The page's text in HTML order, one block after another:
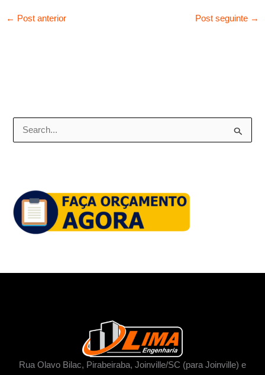
← Post anterior Post seguinte →
u
i
Rua Olavo Bilac, Pirabeiraba, Joinville/SC (para Joinville) e